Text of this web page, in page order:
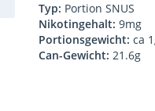
Typ: Portion SNUS
Nikotingehalt: 9mg
Portionsgewicht: ca
Can-Gewicht: 21.6g